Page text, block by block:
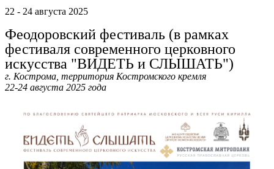
Ru
22 - 24 августа 2025
Феодоровский фестиваль (в рамках
фестиваля современного церковного
искусства "ВИДЕТЬ и СЛЫШАТЬ")
г. Кострома, территория Костромского кремля
22-24 августа 2025 года